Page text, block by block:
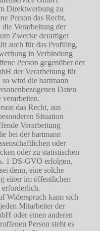
Direktwerbung zu
Person das Recht,
die Verarbeitung der
Zwecke derartiger
auch für das Profiling,
in Verbindung
Person gegenüber der
der Verarbeitung für
wird die hartmann
Daten
das Recht, aus
Situation
Verarbeitung
bei der hartmann
oder
oder zu statistischen
1 DS-GVO erfolgen,
denn, eine solche
einer im öffentlichen
erforderlich.
Widerspruch kann sich
Mitarbeiter der
oder einen anderen
Person steht es